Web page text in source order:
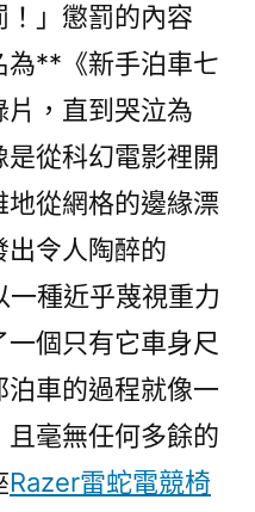
」懲罰的內容
為**《新手泊車七
，直到哭泣為
是從科幻電影裡開
地從網格的邊緣漂
令人陶醉的
一種近乎蔑視重力
個只有它車身尺
車的過程就像一
毫無任何多餘的
Razer雷蛇電競椅